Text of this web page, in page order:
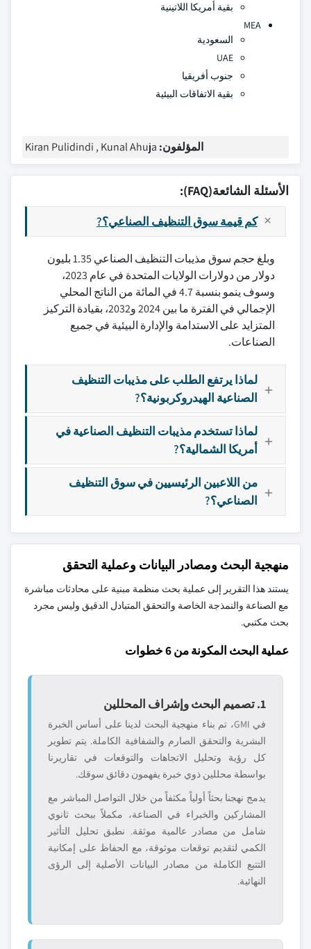
بقية أمريكا اللاتينية
MEA
السعودية
UAE
جنوب أفريقيا
بقية الاتفاقات البيئية
المؤلفون: Kiran Pulidindi , Kunal Ahuja
الأسئلة الشائعة(FAQ):
كم قيمة سوق التنظيف الصناعي؟?
وبلغ حجم سوق مذيبات التنظيف الصناعي 1.35 بليون
دولار من دولارات الولايات المتحدة في عام 2023،
وسوف ينمو بنسبة 4.7 في المائة من الناتج المحلي
الإجمالي في الفترة ما بين 2024 و2032، بقيادة التركيز
المتزايد على الاستدامة والإدارة البيئية في جميع
الصناعات.
لماذا يرتفع الطلب على مذيبات التنظيف
الصناعية الهيدروكربونية؟?
لماذا تستخدم مذيبات التنظيف الصناعية في
أمريكا الشمالية؟?
من اللاعبين الرئيسيين في سوق التنظيف
الصناعي؟?
منهجية البحث ومصادر البيانات وعملية التحقق
يستند هذا التقرير إلى عملية بحث منظمة مبنية على محادثات مباشرة
مع الصناعة والنمذجة الخاصة والتحقق المتبادل الدقيق وليس مجرد
بحث مكتبي.
عملية البحث المكونة من 6 خطوات
1. تصميم البحث وإشراف المحللين
في GMI، تم بناء منهجية البحث لدينا على أساس الخبرة
البشرية والتحقق الصارم والشفافية الكاملة. يتم تطوير
كل رؤية وتحليل الاتجاهات والتوقعات في تقاريرنا
بواسطة محللين ذوي خبرة يفهمون دقائق سوقك.
يدمج نهجنا بحثاً أولياً مكثفاً من خلال التواصل المباشر مع
المشاركين والخبراء في الصناعة، مكملاً ببحث ثانوي
شامل من مصادر عالمية موثقة. نطبق تحليل التأثير
الكمي لتقديم توقعات موثوقة، مع الحفاظ على إمكانية
التتبع الكاملة من مصادر البيانات الأصلية إلى الرؤى
النهائية.